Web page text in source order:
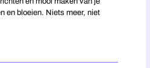
en bloeien. Niets meer, niet